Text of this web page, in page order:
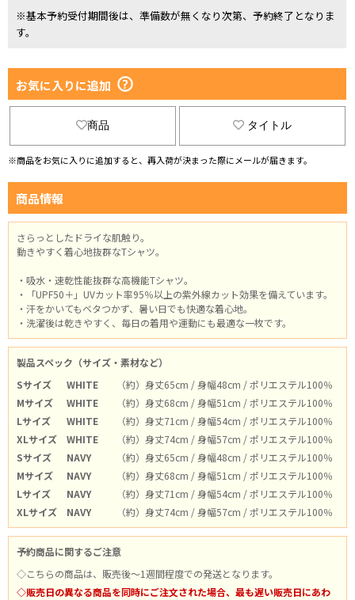
※基本予約受付期間後は、準備数が無くなり次第、予約終了となりま
す。
お気に入りに追加
商品 タイトル
※商品をお気に入りに追加すると、再入荷が決まった際にメールが届きます。
商品情報
さらっとしたドライな肌触り。
動きやすく着心地抜群なTシャツ。
・吸水・速乾性能抜群な高機能Tシャツ。
・「UPF50＋」UVカット率95％以上の紫外線カット効果を備えています。
・汗をかいてもベタつかず、暑い日でも快適な着心地。
・洗濯後は乾きやすく、毎日の着用や運動にも最適な一枚です。
製品スペック（サイズ・素材など）
Sサイズ
WHITE
（約）身丈65cm / 身幅48cm / ポリエステル100％
Mサイズ
WHITE
（約）身丈68cm / 身幅51cm / ポリエステル100％
Lサイズ
WHITE
（約）身丈71cm / 身幅54cm / ポリエステル100％
XLサイズ
WHITE
（約）身丈74cm / 身幅57cm / ポリエステル100％
Sサイズ
NAVY
（約）身丈65cm / 身幅48cm / ポリエステル100％
Mサイズ
NAVY
（約）身丈68cm / 身幅51cm / ポリエステル100％
Lサイズ
NAVY
（約）身丈71cm / 身幅54cm / ポリエステル100％
XLサイズ
NAVY （約）身丈74cm / 身幅57cm / ポリエステル100％
予約商品に関するご注意
◇こちらの商品は、販売後～1週間程度での発送となります。
◇販売日の異なる商品を同時にご注文された場合、最も遅い販売日にあわ